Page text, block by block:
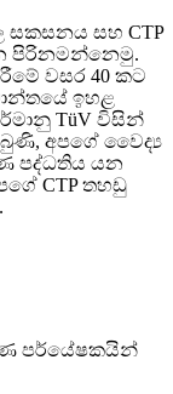
සහ CTP
පිරිනමන්නෙමු.
වසර 40 කට
ඉහළ
TüV විසින්
අපගේ වෛද්‍ය
පද්ධතිය යන
CTP තහඩු
පර්යේෂකයින්